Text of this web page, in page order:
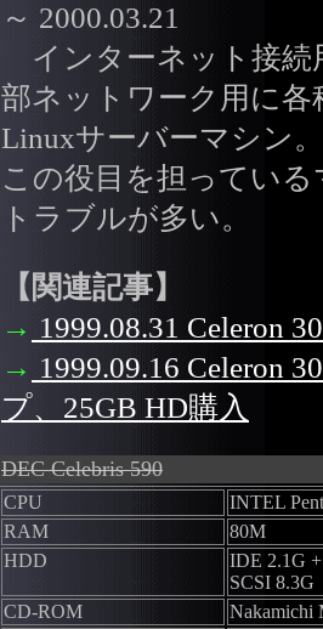
～ 2000.03.21
インターネット接続
部ネットワーク用に
Linuxサーバーマシン
この役目を担ってい
トラブルが多い。
【関連記事】
→ 1999.08.31 Celeron
→ 1999.09.16 Celeron
プ、25GB HD購入
DEC Celebris 590
CPU
INTEL
RAM
80M
HDD
IDE 2.1G
SCSI 8.3G
CD-ROM
Nakamichi